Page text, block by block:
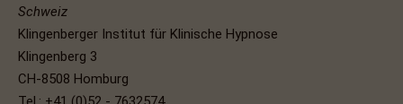
Schweiz
Klingenberger Institut für Klinische Hypnose
Klingenberg 3
CH-8508 Homburg